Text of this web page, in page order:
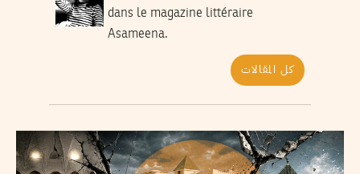
dans le magazine littéraire
Asameena.
كل المقالات